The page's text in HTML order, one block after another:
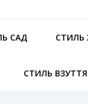
САД СТИЛЬ
СТИЛЬ ВЗУТТЯ